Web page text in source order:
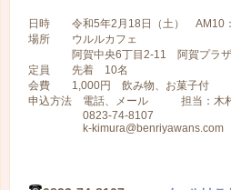
日時 令和5年2月18日（土） AM10
場所 ウルルカフェ
阿賀中央6丁目2-11 阿賀プラザ
定員 先着 10名
会費 1,000円 飲み物、お菓子付
申込方法 電話、メール 担当：木
0823-74-8107
k-kimura@benriyawans.com